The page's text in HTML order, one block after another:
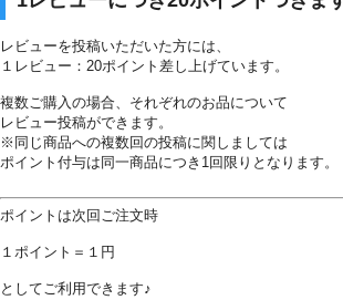
レビューを投稿いただいた方には、
１レビュー：20ポイント差し上げています。
複数ご購入の場合、それぞれのお品について
レビュー投稿ができます。
※同じ商品への複数回の投稿に関しましては
ポイント付与は同一商品につき1回限りとなります。
ポイントは次回ご注文時
１ポイント＝１円
としてご利用できます♪